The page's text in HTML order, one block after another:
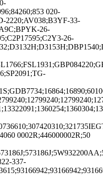
020-
2220;AV038;B3YF-33-
26-
26-
0002R;446000002R;50
337-